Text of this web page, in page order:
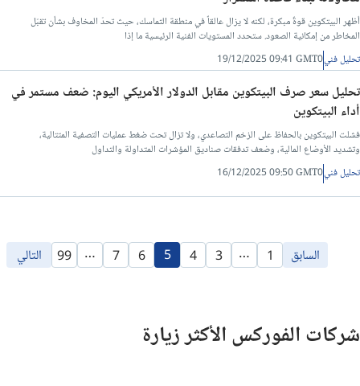
أظهر البيتكوين قوةً مبكرة، لكنه لا يزال عالقاً في منطقة التماسك، حيث تحدّ المخاوف بشأن تقبّل
المخاطر من إمكانية الصعود. ستحدد المستويات الفنية الرئيسية ما إذا
تحليل فني19/12/2025 09:41 GMT0
تحليل سعر صرف البيتكوين مقابل الدولار الأمريكي اليوم: ضعف مستمر في
أداء البيتكوين
فشلت البيتكوين بالحفاظ على الزخم التصاعدي، ولا تزال تحت ضغط عمليات التصفية المتتالية،
وتشديد الأوضاع المالية، وضعف تدفقات صناديق المؤشرات المتداولة والتداول
تحليل فني16/12/2025 09:50 GMT0
السابق 1
…
3
4
5
6
7
…
99 التالي
شركات الفوركس الأكثر زيارة